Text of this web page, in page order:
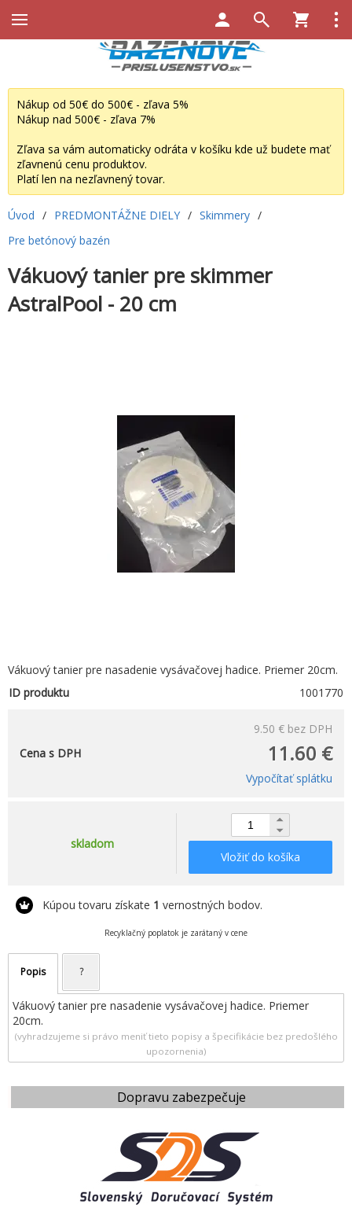
Dopravu zabezpečuje
Nákup od 50€ do 500€ - zľava 5%
Nákup nad 500€ - zľava 7%
Zľava sa vám automaticky odráta v košíku kde už budete mať
zľavnenú cenu produktov.
Platí len na nezľavnený tovar.
Úvod / PREDMONTÁŽNE DIELY / Skimmery /
Pre betónový bazén
Vákuový tanier pre skimmer
AstralPool - 20 cm
Vákuový tanier pre nasadenie vysávačovej hadice. Priemer 20cm.
ID produktu
1001770
9.50 € bez DPH
11.60 €
Cena s DPH
Vypočítať splátku
skladom
Vložiť do košíka
Kúpou tovaru získate 1 vernostných bodov.
Recyklačný poplatok je zarátaný v cene
Popis ?
Vákuový tanier pre nasadenie vysávačovej hadice. Priemer
20cm.
(vyhradzujeme si právo meniť tieto popisy a špecifikácie bez predošlého
upozornenia)